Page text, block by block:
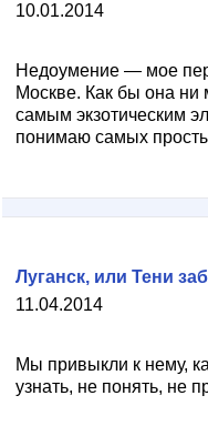
10.01.2014
Недоумение — мое
Москве. Как бы она ни
самым экзотическим
понимаю самых
11.04.2014
Луганск, или Тени
Мы привыкли к нему,
узнать, не понять, не